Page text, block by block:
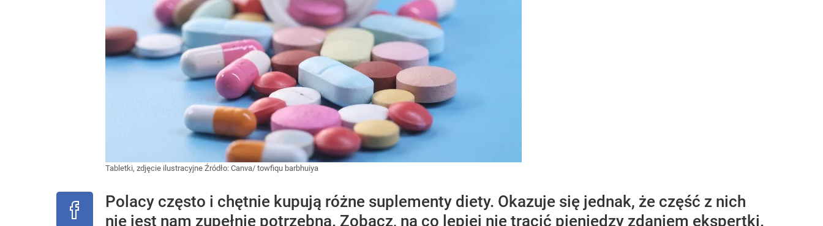
Tabletki, zdjęcie ilustracyjne Źródło: Canva/ towfiqu barbhuiya
Polacy często i chętnie kupują różne suplementy diety. Okazuje się jednak, że część z nich
nie jest nam zupełnie potrzebna. Zobacz, na co lepiej nie tracić pieniędzy zdaniem ekspertki.